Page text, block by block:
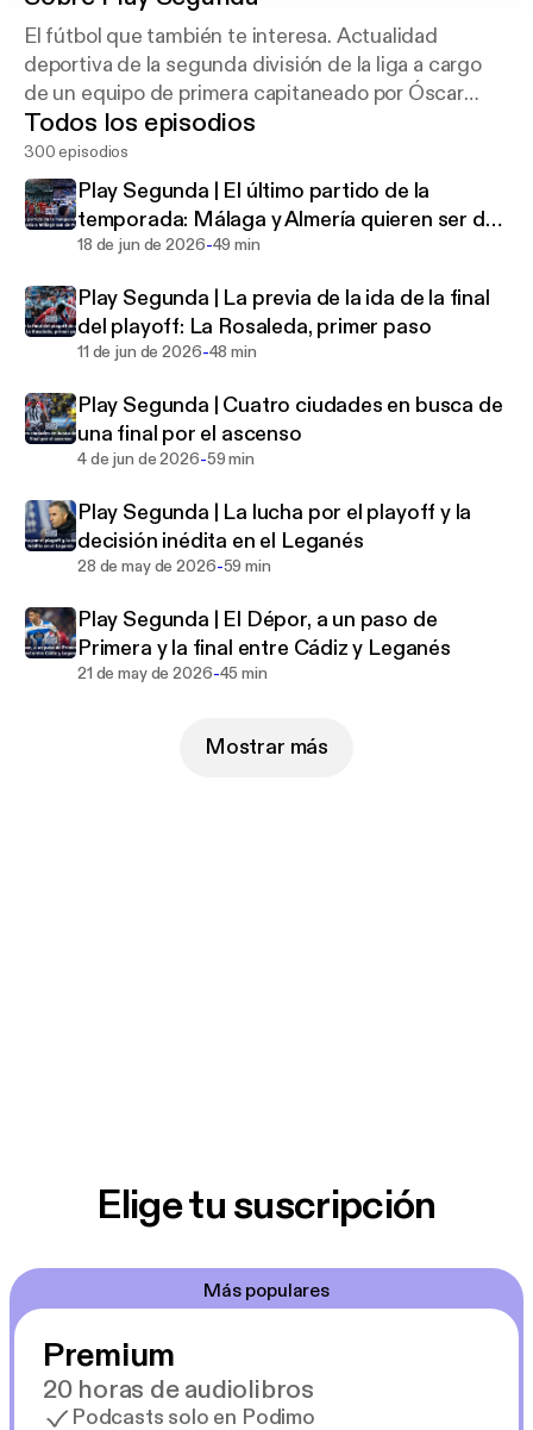
El fútbol que también te interesa. Actualidad
deportiva de la segunda división de la liga a cargo
de un equipo de primera capitaneado por Óscar
Egido. Suscríbete y disfruta de este podcast.
Disponible los jueves a partir de las 18:30.
Todos los episodios
300 episodios
Play Segunda | El último partido de la
temporada: Málaga y Almería quieren ser de
Primera
18 de jun de 2026-49 min
Play Segunda | La previa de la ida de la final
del playoff: La Rosaleda, primer paso
11 de jun de 2026-48 min
Play Segunda | Cuatro ciudades en busca de
una final por el ascenso
4 de jun de 2026-59 min
Play Segunda | La lucha por el playoff y la
decisión inédita en el Leganés
28 de may de 2026-59 min
Play Segunda | El Dépor, a un paso de
Primera y la final entre Cádiz y Leganés
21 de may de 2026-45 min
Mostrar más
Elige tu suscripción
Más populares
Premium
20 horas de audiolibros
Podcasts solo en Podimo